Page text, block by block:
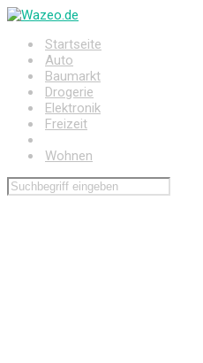
Zum
springenStartseite
Auto
Baumarkt
Drogerie
Elektronik
Freizeit
Wohnen